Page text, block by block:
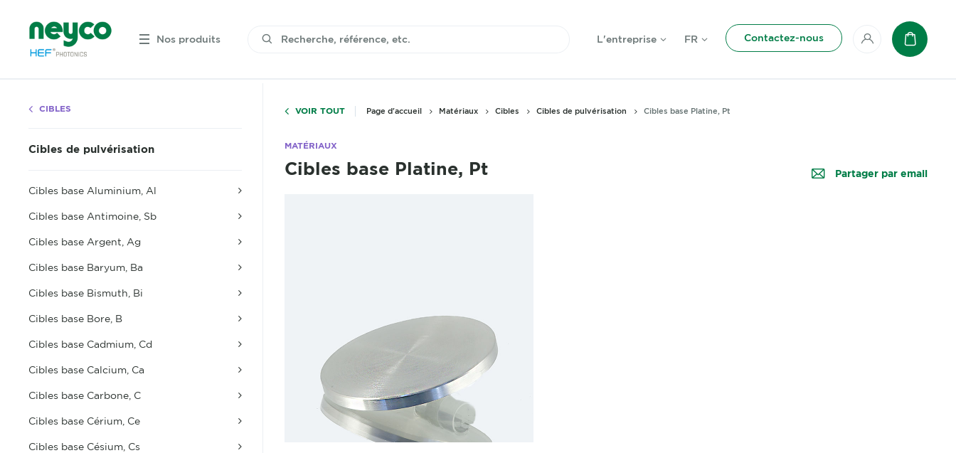
Nos produits L'entreprise FR Contactez-nous
Mon compte
Panier
CIBLES
Cibles de pulvérisation
Cibles base Aluminium, Al
Cibles base Antimoine, Sb
Cibles base Argent, Ag
Cibles base Baryum, Ba
Cibles base Bismuth, Bi
Cibles base Bore, B
Cibles base Cadmium, Cd
Cibles base Calcium, Ca
Cibles base Carbone, C
Cibles base Cérium, Ce
Cibles base Césium, Cs
VOIR TOUT Page d'accueil Matériaux Cibles Cibles de pulvérisation Cibles base Platine, Pt
MATÉRIAUX
Cibles base Platine, Pt Partager par email